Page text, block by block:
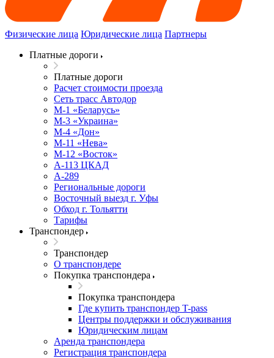
Физические лица Юридические лица Партнеры
Платные дороги
Платные дороги
Расчет стоимости проезда
Сеть трасс Автодор
М-1 «Беларусь»
М-3 «Украина»
М-4 «Дон»
М-11 «Нева»
М-12 «Восток»
А-113 ЦКАД
А-289
Региональные дороги
Восточный выезд г. Уфы
Обход г. Тольятти
Тарифы
Транспондер
Транспондер
О транспондере
Покупка транспондера
Покупка транспондера
Где купить транспондер T-pass
Центры поддержки и обслуживания
Юридическим лицам
Аренда транспондера
Регистрация транспондера